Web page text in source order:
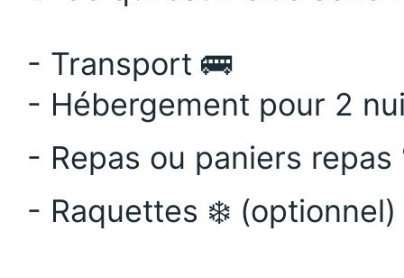
- Transport 🚌
- Hébergement pour 2
- Repas ou paniers
- Raquettes ❄️ (optionnel)